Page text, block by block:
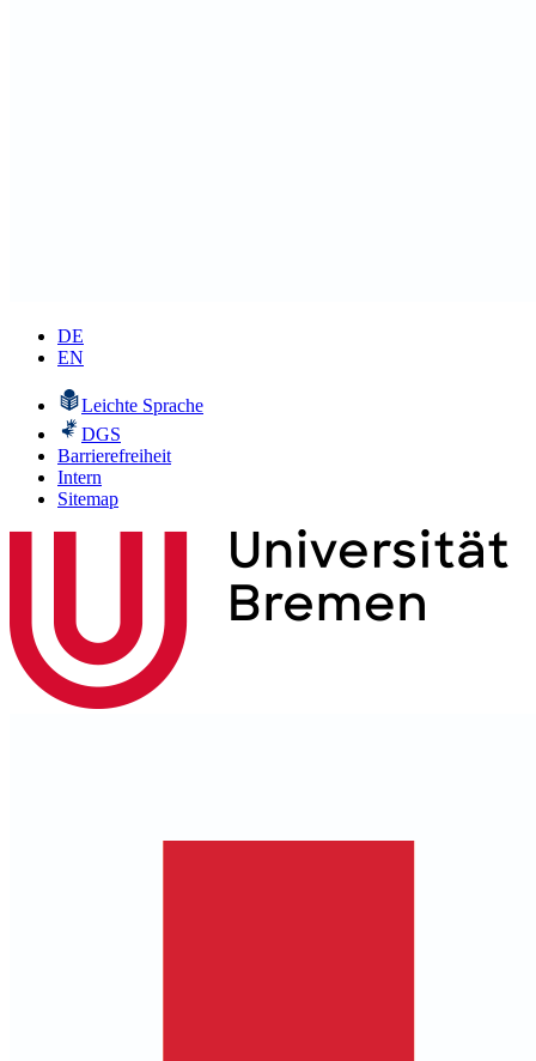
DE
EN
Leichte Sprache
DGS
Barrierefreiheit
Intern
Sitemap